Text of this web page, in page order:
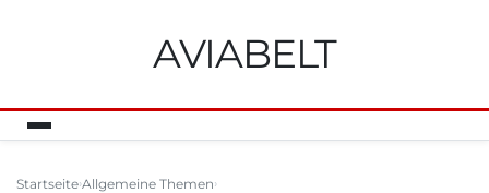
AVIABELT
Startseite Allgemeine Themen